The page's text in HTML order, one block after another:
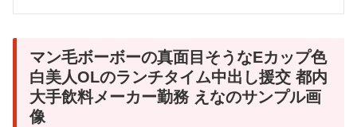
マン毛ボーボーの真面目そうなEカップ色
白美人OLのランチタイム中出し援交 都内
大手飲料メーカー勤務 えなのサンプル画
像